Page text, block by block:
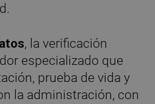
, la verificación
especializado que
prueba de vida y
la administración, con